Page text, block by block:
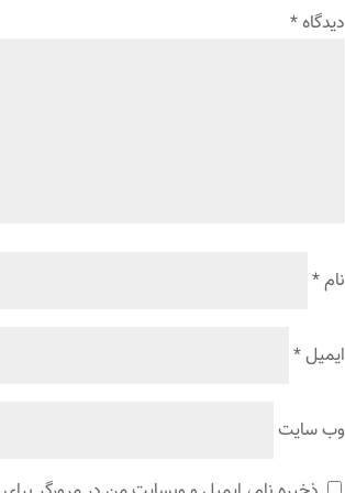
دیدگاه*
نام*
ایمیل*
وب‌ سایت